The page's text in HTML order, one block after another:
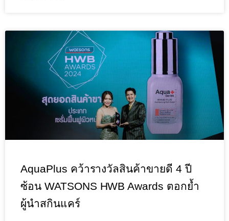
AquaPlus คว้ารางวัลสินค้าขายดี 4 ปี
ซ้อน WATSONS HWB Awards ตอกย้ำ
ผู้นำสกินแคร์